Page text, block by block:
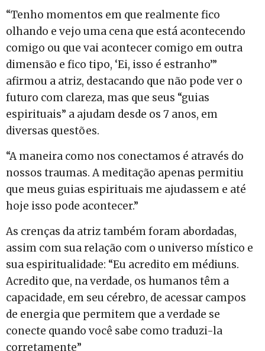
“Tenho momentos em que realmente fico
olhando e vejo uma cena que está acontecendo
comigo ou que vai acontecer comigo em outra
dimensão e fico tipo, ‘Ei, isso é estranho’”
afirmou a atriz, destacando que não pode ver o
futuro com clareza, mas que seus “guias
espirituais” a ajudam desde os 7 anos, em
diversas questões.
“A maneira como nos conectamos é através do
nossos traumas. A meditação apenas permitiu
que meus guias espirituais me ajudassem e até
hoje isso pode acontecer.”
As crenças da atriz também foram abordadas,
assim com sua relação com o universo místico e
sua espiritualidade: “Eu acredito em médiuns.
Acredito que, na verdade, os humanos têm a
capacidade, em seu cérebro, de acessar campos
de energia que permitem que a verdade se
conecte quando você sabe como traduzi-la
corretamente”